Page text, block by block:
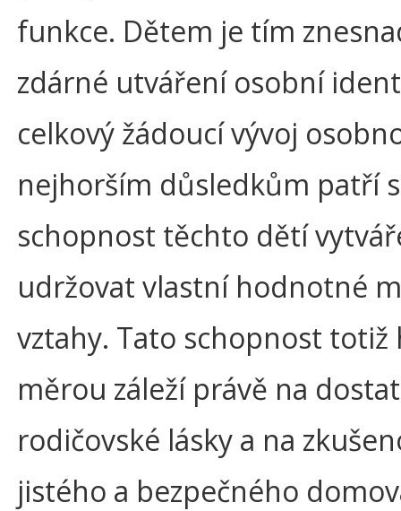
funkce. Dětem je tím
zdárné utváření osobní
celkový žádoucí vývoj
nejhorším důsledkům patří
schopnost těchto dětí
udržovat vlastní hodnotné
vztahy. Tato schopnost totiž
měrou záleží právě na
rodičovské lásky a na
jistého a bezpečného